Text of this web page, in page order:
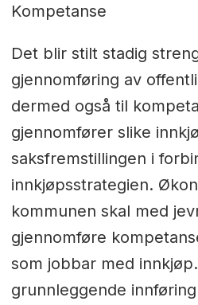
Kompetanse
Det blir stilt stadig
gjennomføring av
dermed også til
gjennomfører slike
saksfremstillingen i
innkjøpsstrategien.
kommunen skal med
gjennomføre
som jobbar med
grunnleggende